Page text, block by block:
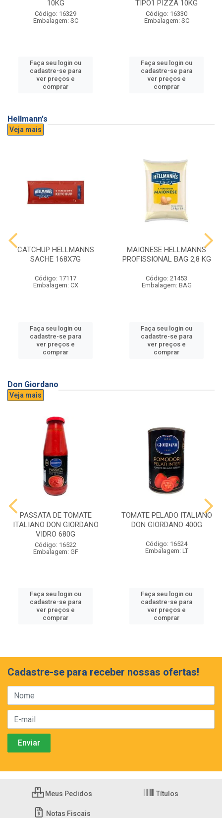
10KG
Código: 16329
Embalagem: SC
Faça seu login ou
cadastre-se para
ver preços e
comprar
TIPO1 PIZZA 10KG
Código: 16330
Embalagem: SC
Faça seu login ou
cadastre-se para
ver preços e
comprar
Hellmann's
Veja mais
CATCHUP HELLMANNS
SACHE 168X7G
Código: 17117
Embalagem: CX
Faça seu login ou
cadastre-se para
ver preços e
comprar
MAIONESE HELLMANNS
PROFISSIONAL BAG 2,8 KG
Código: 21453
Embalagem: BAG
Faça seu login ou
cadastre-se para
ver preços e
comprar
Don Giordano
Veja mais
PASSATA DE TOMATE
ITALIANO DON GIORDANO
VIDRO 680G
Código: 16522
Embalagem: GF
Faça seu login ou
cadastre-se para
ver preços e
comprar
TOMATE PELADO ITALIANO
DON GIORDANO 400G
Código: 16524
Embalagem: LT
Faça seu login ou
cadastre-se para
ver preços e
comprar
Cadastre-se para receber nossas ofertas!
Meus Pedidos Títulos
Notas Fiscais